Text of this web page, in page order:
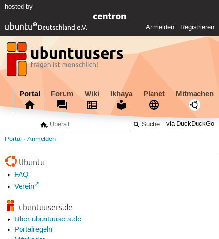
hosted by
Anmelden Registrieren
Portal Forum Wiki Ikhaya Planet Mitmachen
via DuckDuckGo
Portal Anmelden
Ubuntu
FAQ
Verein
ubuntuusers.de
Über ubuntuusers.de
Portalregeln